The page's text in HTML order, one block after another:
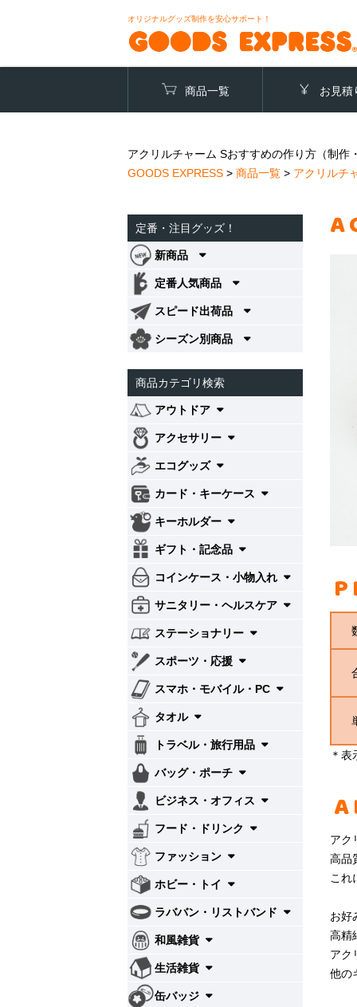
オリジナルグッズ制作を安心サポート！
商品一覧 お見積
アクリルチャーム Sおすすめの作り方（制作
GOODS EXPRESS > 商品一覧 > アクリルチ
＊
アク
高品
これ
お好
高精
アク
他の
定番・注目グッズ！
新商品
定番人気商品
スピード出荷品
シーズン別商品
商品カテゴリ検索
アウトドア
アクセサリー
エコグッズ
カード・キーケース
キーホルダー
ギフト・記念品
コインケース・小物入れ
サニタリー・ヘルスケア
ステーショナリー
スポーツ・応援
スマホ・モバイル・PC
タオル
トラベル・旅行用品
バッグ・ポーチ
ビジネス・オフィス
フード・ドリンク
ファッション
ホビー・トイ
ラババン・リストバンド
和風雑貨
生活雑貨
缶バッジ